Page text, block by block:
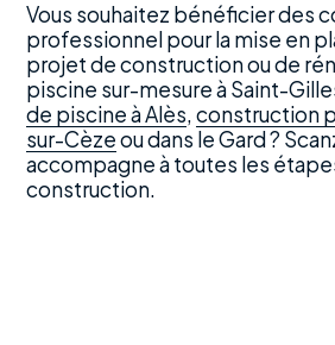
Vous souhaitez bénéficier des
professionnel pour la mise en
projet de construction ou de
piscine sur-mesure à Saint-
de piscine à Alès,construction
sur-Cèzeou dans le Gard ?
accompagne à toutes les
construction.